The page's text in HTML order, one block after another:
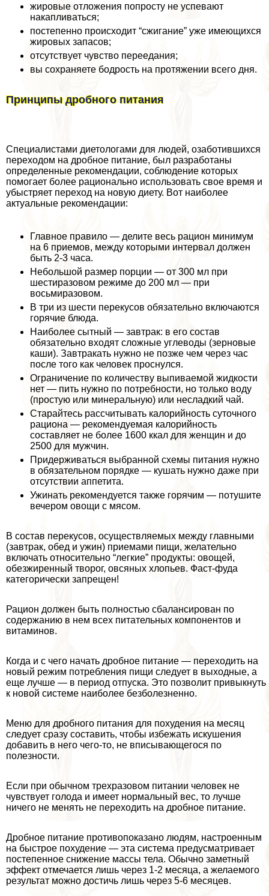
жировые отложения попросту не успевают
накапливаться;
постепенно происходит “сжигание” уже имеющихся
жировых запасов;
отсутствует чувство переедания;
вы сохраняете бодрость на протяжении всего дня.
Принципы дробного питания
Специалистами диетологами для людей, озаботившихся
переходом на дробное питание, был разработаны
определенные рекомендации, соблюдение которых
помогает более рационально использовать свое время и
убыстряет переход на новую диету. Вот наиболее
актуальные рекомендации:
Главное правило — делите весь рацион минимум
на 6 приемов, между которыми интервал должен
быть 2-3 часа.
Небольшой размер порции — от 300 мл при
шестиразовом режиме до 200 мл — при
восьмиразовом.
В три из шести перекусов обязательно включаются
горячие блюда.
Наиболее сытный — завтpaк: в его состав
обязательно входят сложные углеводы (зерновые
каши). Завтpaкать нужно не позже чем через час
после того как человек проснулся.
Ограничение по количеству выпиваемой жидкости
нет — пить нужно по потребности, но только воду
(простую или минеральную) или несладкий чай.
Старайтесь рассчитывать калорийность суточного
рациона — рекомендуемая калорийность
составляет не более 1600 ккал для женщин и до
2500 для мужчин.
Придерживаться выбранной схемы питания нужно
в обязательном порядке — кушать нужно даже при
отсутствии аппетита.
Ужинать рекомендуется также горячим — потушите
вечером овощи с мясом.
В состав перекусов, осуществляемых между главными
(завтpaк, обед и ужин) приемами пищи, желательно
включать относительно “легкие” продукты: овощей,
обезжиренный творог, овсяных хлопьев. Фаст-фуда
категорически запрещен!
Рацион должен быть полностью сбалансирован по
содержанию в нем всех питательных компонентов и
витаминов.
Когда и с чего начать дробное питание — переходить на
новый режим потрeбления пищи следует в выходные, а
еще лучше — в период отпуска. Это позволит привыкнуть
к новой системе наиболее безболезненно.
Меню для дробного питания для похудения на месяц
следует сразу составить, чтобы избежать искушения
добавить в него чего-то, не вписывающегося по
полезности.
Если при обычном трехразовом питании человек не
чувствует голода и имеет нормальный вес, то лучше
ничего не менять не переходить на дробное питание.
Дробное питание противопоказано людям, настроенным
на быстрое похудение — эта система предусматривает
постепенное снижение массы тела. Обычно заметный
эффект отмечается лишь через 1-2 месяца, а желаемого
результат можно достичь лишь через 5-6 месяцев.